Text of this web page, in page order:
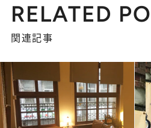
RELATED
関連記事